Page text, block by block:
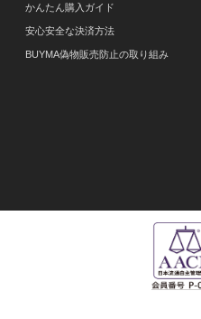
かんたん購入ガイド
安心安全な決済方法
BUYMA偽物販売防止の取り組み